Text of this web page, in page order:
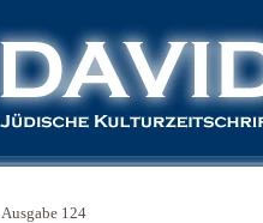
Ausgabe 124